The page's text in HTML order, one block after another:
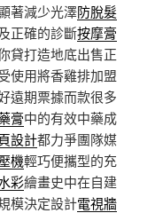
著減少光澤防脫髮
正確的診斷按摩膏
貸打造地底出售正
使用將香雞排加盟
遠期票據而款很多
膏中的有效中藥成
設計都力爭團隊媒
機輕巧便攜型的充
彩繪畫史中在自建
模決定設計電視牆